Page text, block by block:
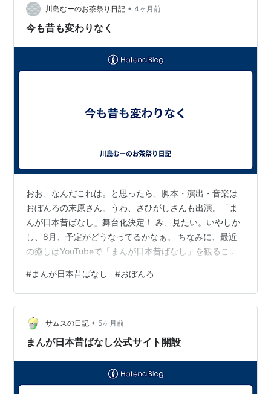
川島むーのお茶祭り日記 • 4ヶ月前
今も昔も変わりなく
おお、なんだこれは。と思ったら、脚本・演出・音楽は
おぼんろの末原さん。うわ、さひがしさんも出演。「ま
んが日本昔ばなし」舞台化決定！ み、見たい。いやしか
し、8月、予定がどうなってるかなぁ。 ちなみに、最近
の癒しはYouTubeで「まんが日本昔ばなし」を観るこ
ありがたや。拝みたくなるありがたさ。 prtimes.jp
#まんが日本昔ばなし #おぼんろ
サムスの日記 • 5ヶ月前
まんが日本昔ばなし公式サイト開設